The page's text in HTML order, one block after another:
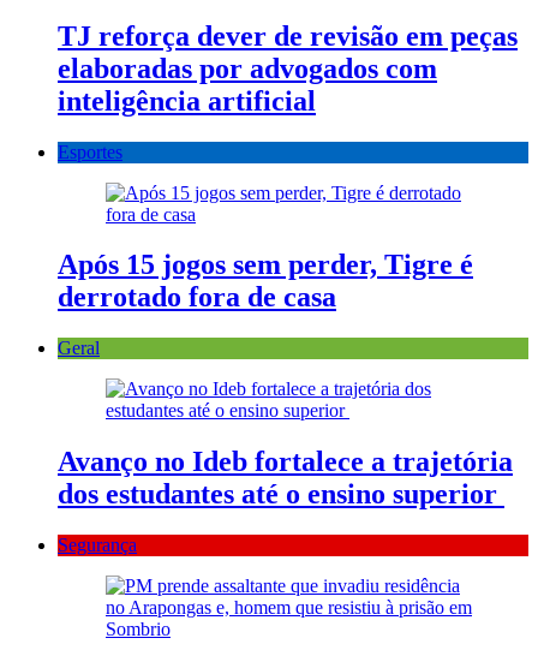
TJ reforça dever de revisão em peças
elaboradas por advogados com
inteligência artificial
Esportes
Após 15 jogos sem perder, Tigre é
derrotado fora de casa
Geral
Avanço no Ideb fortalece a trajetória
dos estudantes até o ensino superior
Segurança